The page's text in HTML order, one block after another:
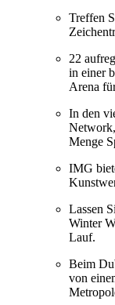
Treffen
22
in einer
Arena
In den
Menge
IMG
Lassen
Winter
Lauf.
Beim
von